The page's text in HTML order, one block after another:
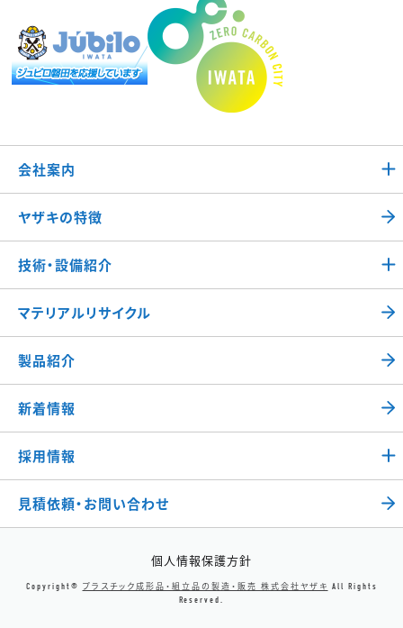
会社案内
ヤザキの特徴
技術・設備紹介
マテリアルリサイクル
製品紹介
新着情報
採用情報
見積依頼・お問い合わせ
Copyright© プラスチック成形品・組立品の製造・販売 株式会社ヤザキ All Rights
Reserved.
個人情報保護方針